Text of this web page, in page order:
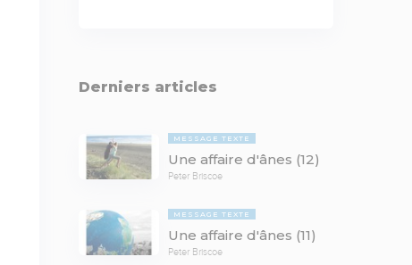
Derniers articles
MESSAGE TEXTE
Une affaire d'ânes (12)
Peter Briscoe
MESSAGE TEXTE
Une affaire d'ânes (11)
Peter Briscoe